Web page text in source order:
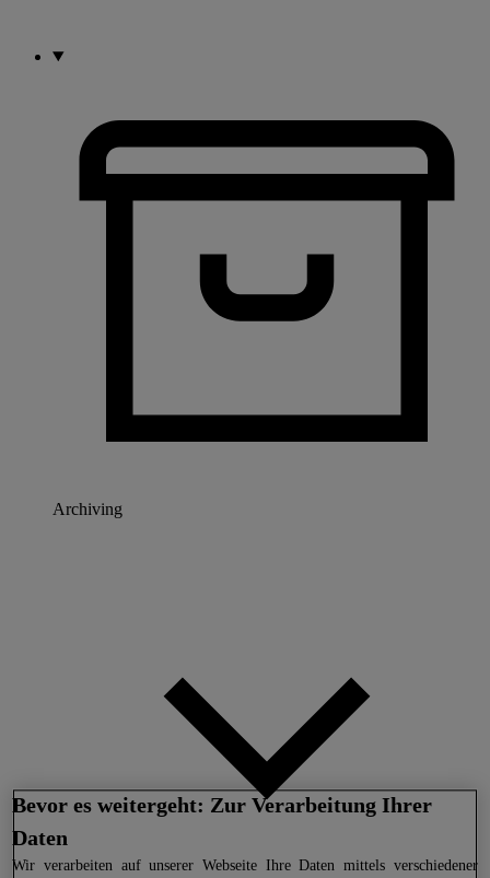
Archiving
Bevor es weitergeht: Zur Verarbeitung Ihrer
Daten
Wir verarbeiten auf unserer Webseite Ihre Daten mittels verschiedener